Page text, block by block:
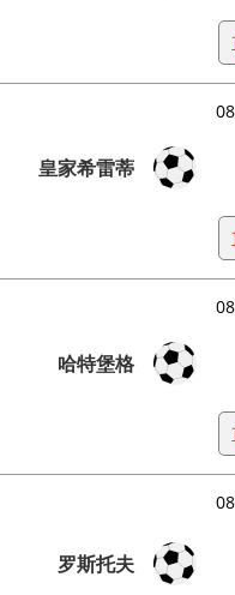
皇家希雷蒂
哈特堡格
罗斯托夫